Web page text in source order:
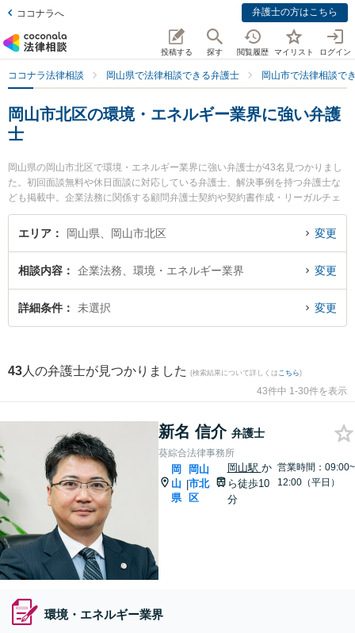
ココナラへ 弁護士の方はこちら
投稿する 探す 閲覧履歴 マイリスト ログイン
ココナラ法律相談 岡山県で法律相談できる弁護士 岡山市で法律相談で
岡山市北区の環境・エネルギー業界に強い弁護
士
岡山県の岡山市北区で環境・エネルギー業界に強い弁護士が43名見つかりまし
た。初回面談無料や休日面談に対応している弁護士、解決事例を持つ弁護士な
ども掲載中。企業法務に関係する顧問弁護士契約や契約書作成・リーガルチェ
ック、雇用契約書・就業規則作成等の細かな分野での絞り込み検索もでき便利
です。特に葵綜合法律事務所の新名 信介弁護士やベリーベスト法律事務所 岡山
夜間に発生した環境・エネルギー業界のトラブルを今すぐに弁護士に相談した
い』『環境・エネルギー業界のトラブル解決の実績豊富な近くの弁護士を検索
したい』『初回相談無料で環境・エネルギー業界を法律相談できる岡山市北区
エリア 岡山県、岡山市北区 変更
相談内容 企業法務、環境・エネルギー業界 変更
詳細条件 未選択 変更
43 人の弁護士が見つかりました (検索結果について詳しくは こちら)
43件中 1-30件を表示
新名 信介 弁護士
葵綜合法律事務所
岡
山
県
|
岡山
市北
区
岡山駅 か
ら徒歩10
分
営業時間：09:00~
12:00（平日）
環境・エネルギー業界